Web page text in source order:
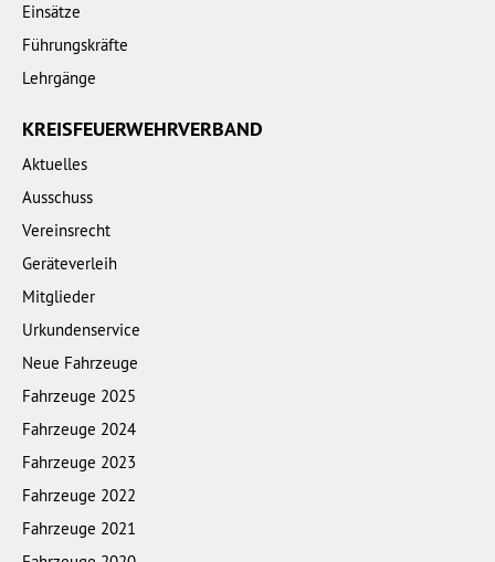
Einsätze
Führungskräfte
Lehrgänge
KREISFEUERWEHRVERBAND
Aktuelles
Ausschuss
Vereinsrecht
Geräteverleih
Mitglieder
Urkundenservice
Neue Fahrzeuge
Fahrzeuge 2025
Fahrzeuge 2024
Fahrzeuge 2023
Fahrzeuge 2022
Fahrzeuge 2021